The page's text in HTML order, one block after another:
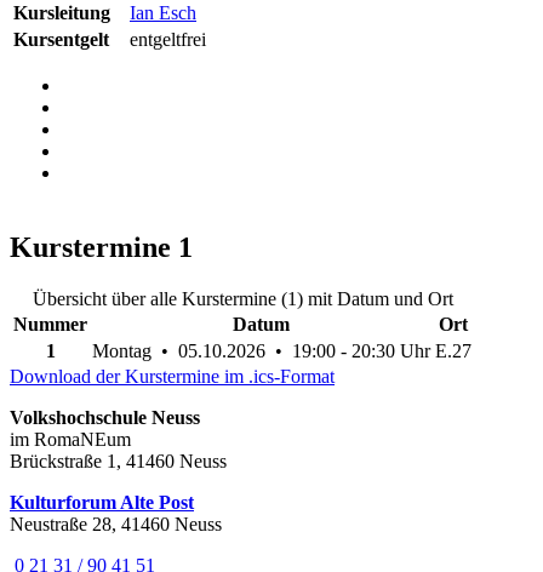
Kursleitung
Ian Esch
Kursentgelt
entgeltfrei
Kurstermine 1
Übersicht über alle Kurstermine (1) mit Datum und Ort
Nummer
Datum
Ort
1
Montag • 05.10.2026 • 19:00 - 20:30 Uhr E.27
Download der Kurstermine im .ics-Format
Volkshochschule Neuss
im RomaNEum
Brückstraße 1, 41460 Neuss
Kulturforum Alte Post
Neustraße 28, 41460 Neuss
0 21 31 / 90 41 51